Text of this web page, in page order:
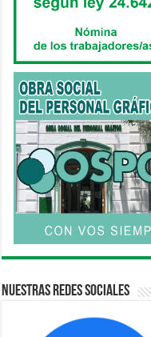
Nuestras Redes Sociales